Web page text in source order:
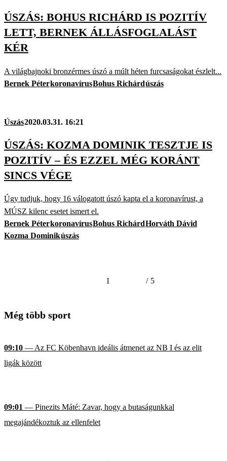
ÚSZÁS: BOHUS RICHÁRD IS POZITÍV
LETT, BERNEK ÁLLÁSFOGLALÁST
KÉR
A világbajnoki bronzérmes úszó a múlt héten furcsaságokat észlelt...
Bernek PéterkoronavírusBohus Richárdúszás
Úszás2020.03.31. 16:21
ÚSZÁS: KOZMA DOMINIK TESZTJE IS
POZITÍV – ÉS EZZEL MÉG KORÁNT
SINCS VÉGE
Úgy tudjuk, hogy 16 válogatott úszó kapta el a koronavírust, a
MÚSZ kilenc esetet ismert el.
Bernek PéterkoronavírusBohus RichárdHorváth Dávid
Kozma Dominikúszás
1 / 5
Még több sport
09:10 — Az FC Köbenhavn ideális átmenet az NB I és az elit
ligák között
09:01 — Pinezits Máté: Zavar, hogy a butaságunkkal
megajándékoztuk az ellenfelet